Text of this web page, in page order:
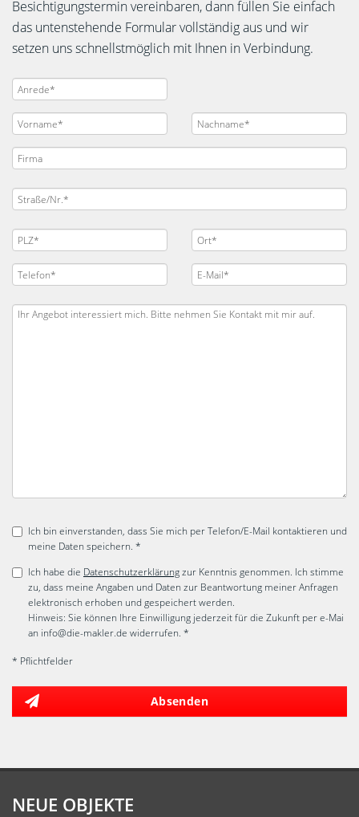
Besichtigungstermin vereinbaren, dann füllen Sie einfach
das untenstehende Formular vollständig aus und wir
setzen uns schnellstmöglich mit Ihnen in Verbindung.
Ich bin einverstanden, dass Sie mich per Telefon/E-Mail kontaktieren und
meine Daten speichern. *
Ich habe die Datenschutzerklärungzur Kenntnis genommen. Ich stimme
zu, dass meine Angaben und Daten zur Beantwortung meiner Anfragen
elektronisch erhoben und gespeichert werden.
Hinweis: Sie können Ihre Einwilligung jederzeit für die Zukunft per e-Mai
an info@die-makler.de widerrufen. *
* Pflichtfelder
Absenden
NEUE OBJEKTE